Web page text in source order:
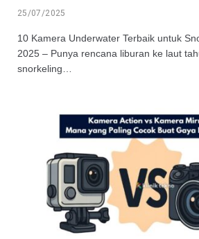
25/07/2025
10 Kamera Underwater Terbaik untuk
2025 – Punya rencana liburan ke laut
snorkeling…